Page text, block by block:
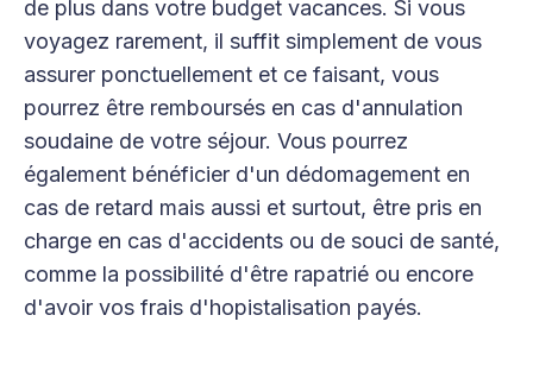
de plus dans votre budget vacances. Si vous
voyagez rarement, il suffit simplement de vous
assurer ponctuellement et ce faisant, vous
pourrez être remboursés en cas d'annulation
soudaine de votre séjour. Vous pourrez
également bénéficier d'un dédomagement en
cas de retard mais aussi et surtout, être pris en
charge en cas d'accidents ou de souci de santé,
comme la possibilité d'être rapatrié ou encore
d'avoir vos frais d'hopistalisation payés.